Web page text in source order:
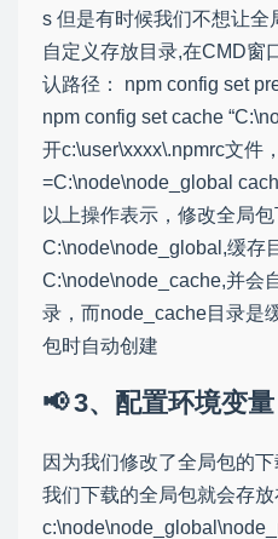
s 但是有时候我们不想让全
自定义存放目录,在CMD窗
认路径： npm config set
npm config set cache
开c:\user\xxxx\.npmrc文件
=C:\node\node_global
以上操作表示，修改全局
C:\node\node_global,缓存
C:\node\node_cache,并会
录，而node_cache目录是
包时自动创建
3、配置环境变量
因为我们修改了全局包的
我们下载的全局包就会存放